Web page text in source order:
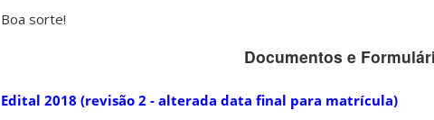
Boa sorte!
Documentos e
Edital 2018 (revisão 2 - alterada data final para matrícula)